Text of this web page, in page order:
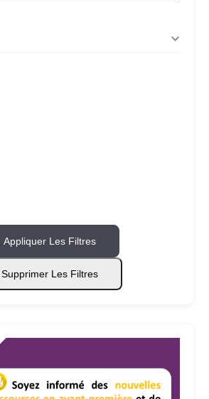
Appliquer Les Filtres
Supprimer Les Filtres